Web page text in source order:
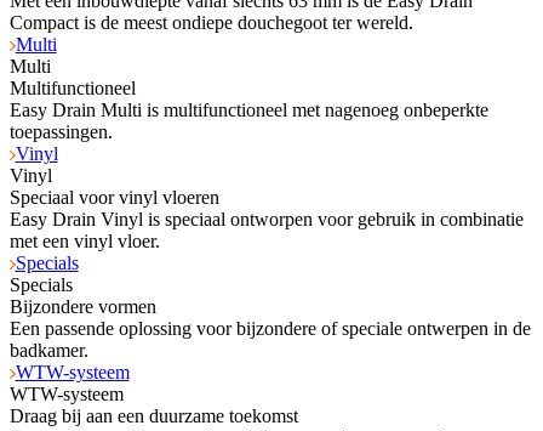
Compact is de meest ondiepe douchegoot ter wereld.
Multi
Multi
Multifunctioneel
Easy Drain Multi is multifunctioneel met nagenoeg onbeperkte
toepassingen.
Vinyl
Vinyl
Speciaal voor vinyl vloeren
Easy Drain Vinyl is speciaal ontworpen voor gebruik in combinatie
met een vinyl vloer.
Specials
Specials
Bijzondere vormen
Een passende oplossing voor bijzondere of speciale ontwerpen in de
badkamer.
WTW-systeem
WTW-systeem
Draag bij aan een duurzame toekomst